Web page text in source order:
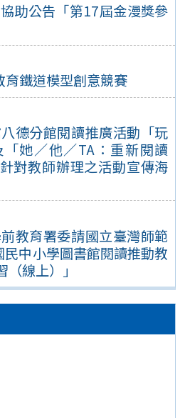
助公告「第17屆金漫獎參
鐵道模型創意競賽
德分館閱讀推廣活動「玩
她／他／TA：重新閱讀
對教師辦理之活動宣傳海
教育署委請國立臺灣師範
中小學圖書館閱讀推動教
線上）」